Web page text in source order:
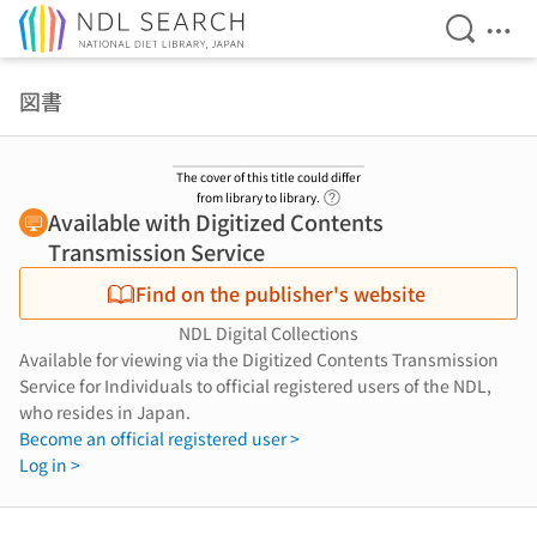
Open
図書
The cover of this title could differ
from library to library.
Available with Digitized Contents
Transmission Service
Find on the publisher's website
NDL Digital Collections
Available for viewing via the Digitized Contents Transmission
Service for Individuals to official registered users of the NDL,
who resides in Japan.
Become an official registered user >
Log in >